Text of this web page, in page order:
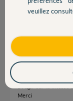
Contact
Merci
veuillez